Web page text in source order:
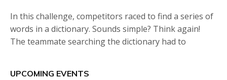
In this challenge, competitors raced to find a series of
words in a dictionary. Sounds simple? Think again!
The teammate searching the dictionary had to
UPCOMING EVENTS